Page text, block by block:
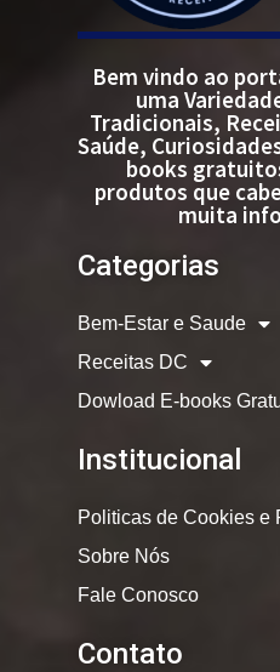
Bem vindo ao
uma
Tradicionais,
Saúde,
books
produtos que
muita
Categorias
Bem-Estar e Saude
Receitas DC
Dowload E-books
Institucional
Politicas de Cookies e
Sobre Nós
Fale Conosco
Contato